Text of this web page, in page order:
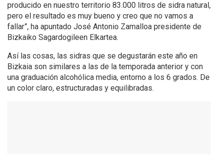
producido en nuestro territorio 83.000 litros de sidra natural,
pero el resultado es muy bueno y creo que no vamos a
fallar”, ha apuntado José Antonio Zamalloa presidente de
Bizkaiko Sagardogileen Elkartea.
Así las cosas, las sidras que se degustarán este año en
Bizkaia son similares a las de la temporada anterior y con
una graduación alcohólica media, entorno a los 6 grados. De
un color claro, estructuradas y equilibradas.